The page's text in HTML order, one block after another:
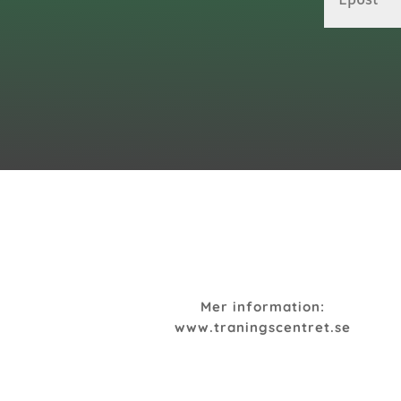
Mer information:
www.traningscentret.se